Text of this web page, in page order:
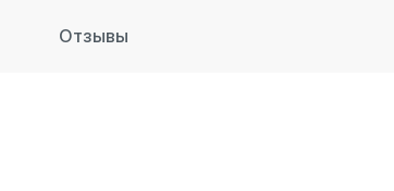
Отзывы